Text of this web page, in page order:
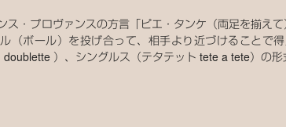
ス・プロヴァンスの方言「ピエ・タンケ（両足を揃え
（ボール）を投げ合って、相手より近づけることで
）、シングルス（テタテット tete a tete）の形